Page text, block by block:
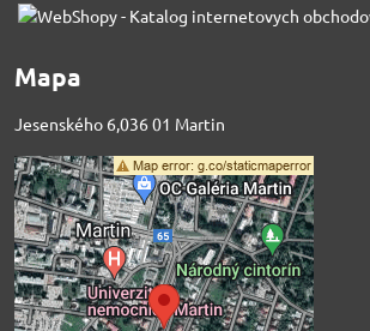
Mapa
Jesenského 6,036 01 Martin
Externý obsah je
blokovaný Voľbami
súkromia
Prajete si načítať externý obsah?